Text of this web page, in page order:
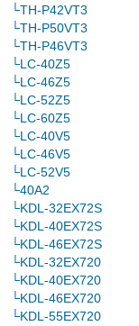
└TH-P42VT3
└TH-P50VT3
└TH-P46VT3
└LC-40Z5
└LC-46Z5
└LC-52Z5
└LC-60Z5
└LC-40V5
└LC-46V5
└LC-52V5
└40A2
└KDL-32EX72S
└KDL-40EX72S
└KDL-46EX72S
└KDL-32EX720
└KDL-40EX720
└KDL-46EX720
└KDL-55EX720